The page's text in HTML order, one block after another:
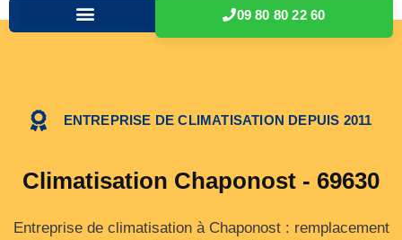
09 80 80 22 60
ENTREPRISE DE CLIMATISATION DEPUIS 2011
Climatisation Chaponost - 69630
Entreprise de climatisation à Chaponost : remplacement